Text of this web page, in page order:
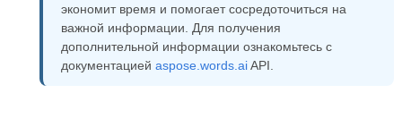
экономит время и помогает сосредоточиться на
важной информации. Для получения
дополнительной информации ознакомьтесь с
документацией aspose.words.aiAPI.